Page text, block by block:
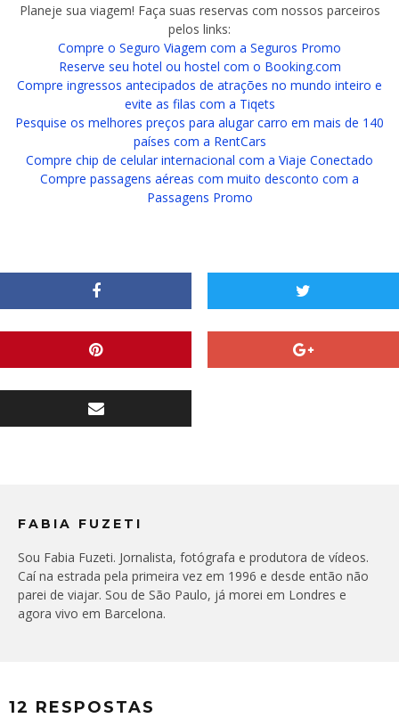
Planeje sua viagem! Faça suas reservas com nossos parceiros
pelos links:
Compre o Seguro Viagem com a Seguros Promo
Reserve seu hotel ou hostel com o Booking.com
Compre ingressos antecipados de atrações no mundo inteiro e
evite as filas com a Tiqets
Pesquise os melhores preços para alugar carro em mais de 140
países com a RentCars
Compre chip de celular internacional com a Viaje Conectado
Compre passagens aéreas com muito desconto com a
Passagens Promo
FABIA FUZETI
Sou Fabia Fuzeti. Jornalista, fotógrafa e produtora de vídeos.
Caí na estrada pela primeira vez em 1996 e desde então não
parei de viajar. Sou de São Paulo, já morei em Londres e
agora vivo em Barcelona.
12 RESPOSTAS